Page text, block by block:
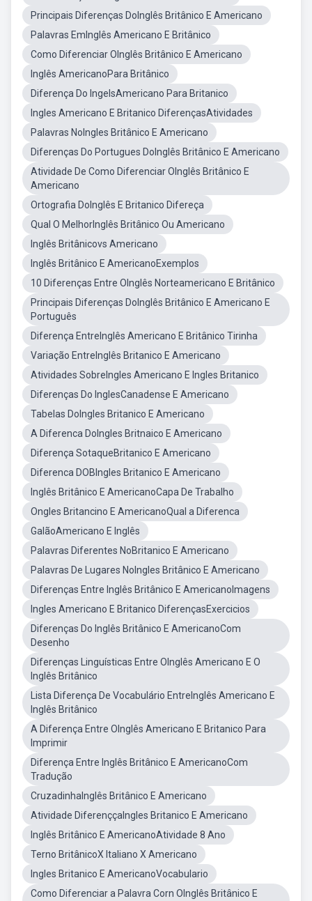
Principais Diferenças DoInglês Britânico E Americano
Palavras EmInglês Americano E Britânico
Como Diferenciar OInglês Britânico E Americano
Inglês AmericanoPara Britânico
Diferença Do IngelsAmericano Para Britanico
Ingles Americano E Britanico DiferençasAtividades
Palavras NoIngles Britânico E Americano
Diferenças Do Portugues DoInglês Britânico E Americano
Atividade De Como Diferenciar OInglês Britânico E
Americano
Ortografia DoInglês E Britanico Difereça
Qual O MelhorInglês Britânico Ou Americano
Inglês Britânicovs Americano
Inglês Britânico E AmericanoExemplos
10 Diferenças Entre OInglês Norteamericano E Britânico
Principais Diferenças DoInglês Britânico E Americano E
Português
Diferença EntreInglês Americano E Britânico Tirinha
Variação EntreInglês Britanico E Americano
Atividades SobreIngles Americano E Ingles Britanico
Diferenças Do InglesCanadense E Americano
Tabelas DoIngles Britanico E Americano
A Diferenca DoIngles Britnaico E Americano
Diferença SotaqueBritanico E Americano
Diferenca DOBIngles Britanico E Americano
Inglês Britânico E AmericanoCapa De Trabalho
Ongles Britancino E AmericanoQual a Diferenca
GalãoAmericano E Inglês
Palavras Diferentes NoBritanico E Americano
Palavras De Lugares NoIngles Britânico E Americano
Diferenças Entre Inglês Britânico E AmericanoImagens
Ingles Americano E Britanico DiferençasExercicios
Diferenças Do Inglês Britânico E AmericanoCom
Desenho
Diferenças Linguísticas Entre OInglês Americano E O
Inglês Britânico
Lista Diferença De Vocabulário EntreInglês Americano E
Inglês Britânico
A Diferença Entre OInglês Americano E Britanico Para
Imprimir
Diferença Entre Inglês Britânico E AmericanoCom
Tradução
CruzadinhaInglês Britânico E Americano
Atividade DiferenççaIngles Britanico E Americano
Inglês Britânico E AmericanoAtividade 8 Ano
Terno BritânicoX Italiano X Americano
Ingles Britanico E AmericanoVocabulario
Como Diferenciar a Palavra Corn OInglês Britânico E